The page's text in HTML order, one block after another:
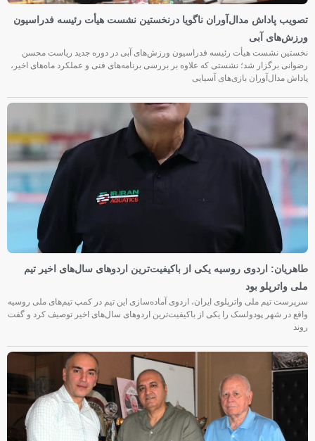
تصویب پاداش مدال‌آوران ناگویا درنخستین نشست هیأت رئیسه فدراسیون
ورزش‌های آبی
نخستین نشست هیأت رئیسه فدراسیون ورزش‌های آبی در دوره جدید ریاست محسن
رضوانی برگزار شد؛ نشستی که علاوه بر بررسی برنامه‌های فنی و عملکرد ماه‌های اخیر،
پاداش مدال‌آوران بازی‌های آسیایی
طاهریان: اردوی روسیه یکی از باکیفیت‌ترین اردوهای سال‌های اخیر تیم
ملی واترپلو بود
سرپرست تیم ملی واترپلوی ایران، اردوی آماده‌سازی این تیم در کمپ تیم‌های ملی روسیه
واقع در شهر پودولسک را یکی از باکیفیت‌ترین اردوهای سال‌های اخیر توصیف کرد و گفت
روند